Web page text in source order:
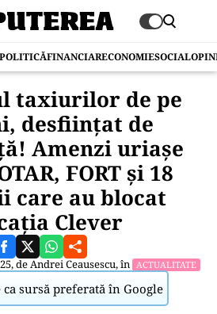
POLITICĂFINANCIARECONOMIESOCIAL
taxiurilor de pe
desființat de
Amenzi uriașe
FORT și 18
care au blocat
Clever
deAndrei Ceausescu, în ACTUALITATE
ca sursă preferată în Google